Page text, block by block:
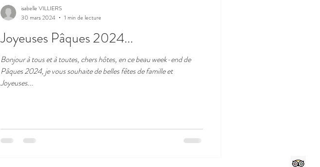
Joyeuses Pâques 2024...
Bonjour à tous et à toutes, chers hôtes, en ce beau week-end de
Pâques 2024, je vous souhaite de belles fêtes de famille et
Joyeuses...
isabelle VILLIERS
30 mars 2024
1 min de lecture